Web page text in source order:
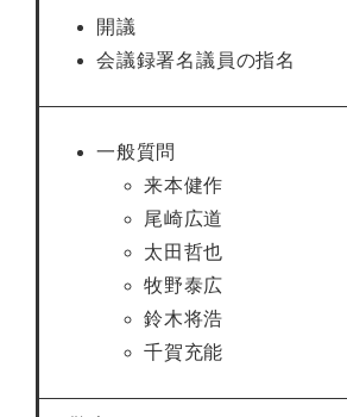
開議
会議録署名議員の指名
一般質問
来本健作
尾崎広道
太田哲也
牧野泰広
鈴木将浩
千賀充能